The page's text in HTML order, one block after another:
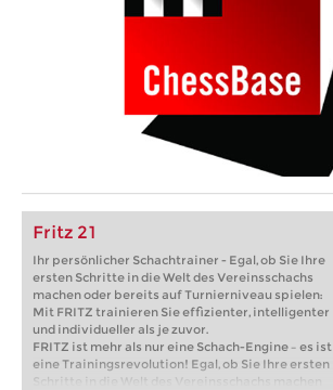
Fritz 21
Ihr persönlicher Schachtrainer - Egal, ob Sie Ihre
ersten Schritte in die Welt des Vereinsschachs
machen oder bereits auf Turnierniveau spielen:
Mit FRITZ trainieren Sie effizienter, intelligenter
und individueller als je zuvor.
FRITZ ist mehr als nur eine Schach-Engine – es ist
eine Trainingsrevolution! Egal, ob Sie Ihre ersten
Schritte in die Welt des Vereinsschachs machen